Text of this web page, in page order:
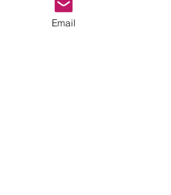
Il suono dell'indie autentico e
indie daneseEmail